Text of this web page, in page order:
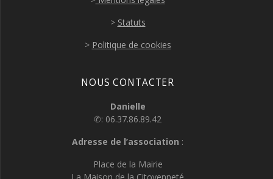
> Statuts
> Politique de cookies
NOUS CONTACTER
Danielle
✆: 06.37.86.89.42
Adresse de l’association :
Place de la Mairie